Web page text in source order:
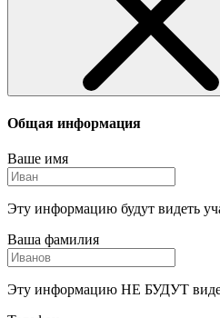
Общая информация
Ваше имя
Эту информацию будут видеть
Ваша фамилия
Эту информацию НЕ БУДУТ